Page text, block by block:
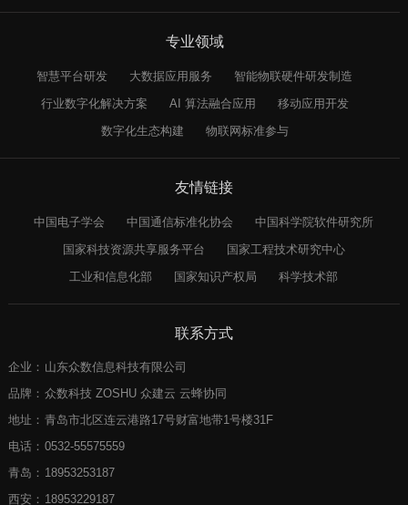
专业领域
智慧平台研发 大数据应用服务
智能物联硬件研发制造
行业数字化解决方案
AI 算法融合应用
移动应用开发
数字化生态构建
物联网标准参与
友情链接
中国电子学会 中国通信标准化协会
中国科学院软件研究所
国家科技资源共享服务平台
国家工程技术研究中心
工业和信息化部
国家知识产权局 科学技术部
联系方式
企业： 山东众数信息科技有限公司
品牌： 众数科技 ZOSHU 众建云 云蜂协同
地址： 青岛市北区连云港路17号财富地带1号楼31F
电话： 0532-55575559
青岛： 18953253187
西安： 18953229187